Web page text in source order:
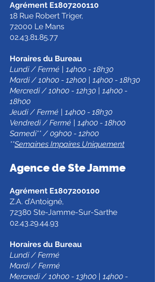
Agrément E1807200110
18 Rue Robert Triger,
72000 Le Mans
02.43.81.85.77
Horaires du Bureau
Lundi / Fermé | 14h00 - 18h30
Mardi / 10h00 - 12h00 | 14h00 - 18h30
Mercredi / 10h00 - 12h30 | 14h00 -
18h00
Jeudi / Fermé | 14h00 - 18h30
Vendredi / Fermé | 14h00 - 18h00
Samedi** / 09h00 - 12h00
**Semaines Impaires Uniquement
Agence de Ste Jamme
Agrément E1807200100
Z.A. d’Antoigné,
72380 Ste-Jamme-Sur-Sarthe
02.43.29.44.93
Horaires du Bureau
Lundi / Fermé
Mardi / Fermé
Mercredi / 10h00 - 13h00 | 14h00 -